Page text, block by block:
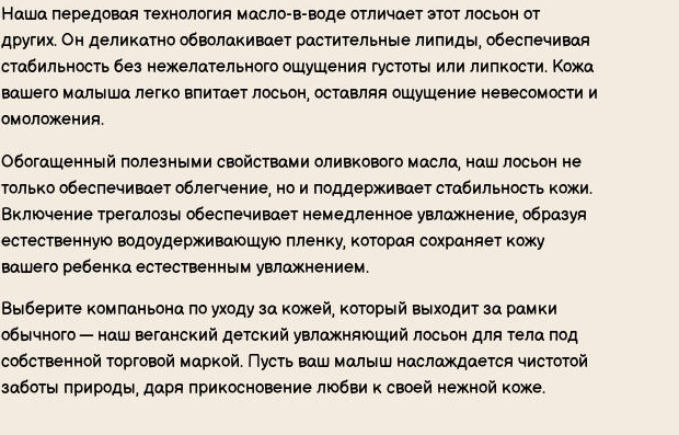
Наша передовая технология масло-в-воде отличает этот лосьон от
других. Он деликатно обволакивает растительные липиды, обеспечивая
стабильность без нежелательного ощущения густоты или липкости. Кожа
вашего малыша легко впитает лосьон, оставляя ощущение невесомости и
омоложения.
Обогащенный полезными свойствами оливкового масла, наш лосьон не
только обеспечивает облегчение, но и поддерживает стабильность кожи.
Включение трегалозы обеспечивает немедленное увлажнение, образуя
естественную водоудерживающую пленку, которая сохраняет кожу
вашего ребенка естественным увлажнением.
Выберите компаньона по уходу за кожей, который выходит за рамки
обычного — наш веганский детский увлажняющий лосьон для тела под
собственной торговой маркой. Пусть ваш малыш наслаждается чистотой
заботы природы, даря прикосновение любви к своей нежной коже.